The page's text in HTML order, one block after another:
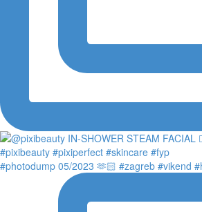
#photodump 05/2023 🫶🏻 #zagreb #vikend